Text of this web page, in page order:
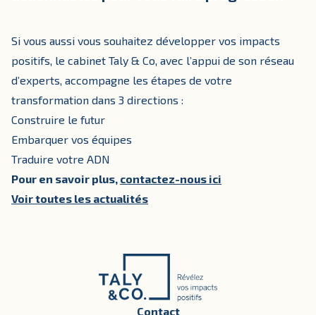
Si vous aussi vous souhaitez développer vos impacts
positifs, le cabinet Taly & Co, avec l’appui de son réseau
d’experts, accompagne les étapes de votre
transformation dans 3 directions :
Construire le futur
Embarquer vos équipes
Traduire votre ADN
Pour en savoir plus, contactez-nous ici
Voir toutes les actualités
Contact